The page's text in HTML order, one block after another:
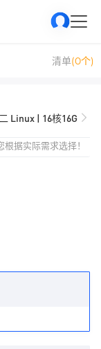
清单(0个)
Linux | 16核16G
据实际需求选择！